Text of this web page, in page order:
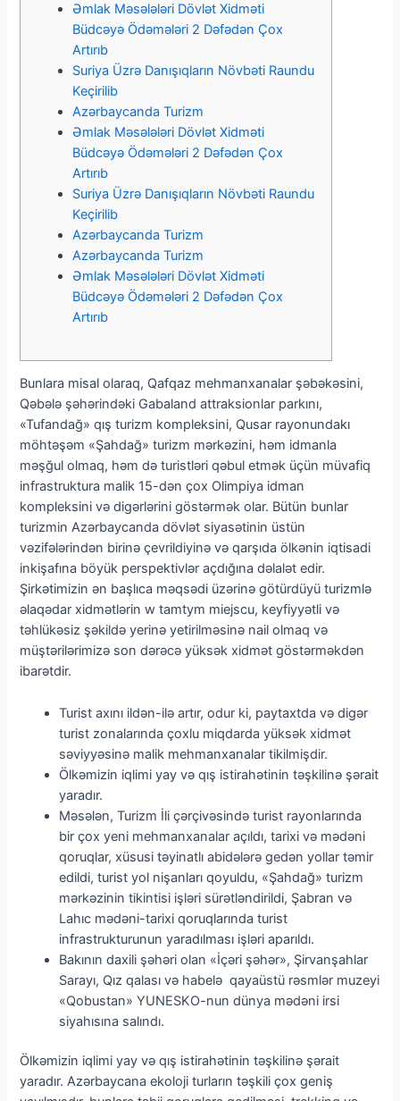
Əmlak Məsələləri Dövlət Xidməti
Büdcəyə Ödəmələri 2 Dəfədən Çox
Artırıb
Suriya Üzrə Danışıqların Növbəti Raundu
Keçirilib
Azərbaycanda Turizm
Əmlak Məsələləri Dövlət Xidməti
Büdcəyə Ödəmələri 2 Dəfədən Çox
Artırıb
Suriya Üzrə Danışıqların Növbəti Raundu
Keçirilib
Azərbaycanda Turizm
Azərbaycanda Turizm
Əmlak Məsələləri Dövlət Xidməti
Büdcəyə Ödəmələri 2 Dəfədən Çox
Artırıb
Bunlara misal olaraq, Qafqaz mehmanxanalar şəbəkəsini,
Qəbələ şəhərindəki Gabaland attraksionlar parkını,
«Tufandağ» qış turizm kompleksini, Qusar rayonundakı
möhtəşəm «Şahdağ» turizm mərkəzini, həm idmanla
məşğul olmaq, həm də turistləri qəbul etmək üçün müvafiq
infrastruktura malik 15-dən çox Olimpiya idman
kompleksini və digərlərini göstərmək olar. Bütün bunlar
turizmin Azərbaycanda dövlət siyasətinin üstün
vəzifələrindən birinə çevrildiyinə və qarşıda ölkənin iqtisadi
inkişafına böyük perspektivlər açdığına dəlalət edir.
Şirkətimizin ən başlıca məqsədi üzərinə götürdüyü turizmlə
əlaqədar xidmətlərin w tamtym miejscu, keyfiyyətli və
təhlükəsiz şəkildə yerinə yetirilməsinə nail olmaq və
müştərilərimizə son dərəcə yüksək xidmət göstərməkdən
ibarətdir.
Turist axını ildən-ilə artır, odur ki, paytaxtda və digər
turist zonalarında çoxlu miqdarda yüksək xidmət
səviyyəsinə malik mehmanxanalar tikilmişdir.
Ölkəmizin iqlimi yay və qış istirahətinin təşkilinə şərait
yaradır.
Məsələn, Turizm İli çərçivəsində turist rayonlarında
bir çox yeni mehmanxanalar açıldı, tarixi və mədəni
qoruqlar, xüsusi təyinatlı abidələrə gedən yollar təmir
edildi, turist yol nişanları qoyuldu, «Şahdağ» turizm
mərkəzinin tikintisi işləri sürətləndirildi, Şabran və
Lahıc mədəni-tarixi qoruqlarında turist
infrastrukturunun yaradılması işləri aparıldı.
Bakının daxili şəhəri olan «İçəri şəhər», Şirvanşahlar
Sarayı, Qız qalası və habelə qayaüstü rəsmlər muzeyi
«Qobustan» YUNESKO-nun dünya mədəni irsi
siyahısına salındı.
Ölkəmizin iqlimi yay və qış istirahətinin təşkilinə şərait
yaradır. Azərbaycana ekoloji turların təşkili çox geniş